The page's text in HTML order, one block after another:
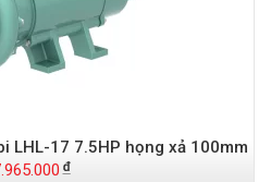
LHL-17 7.5HP họng xả 100mm